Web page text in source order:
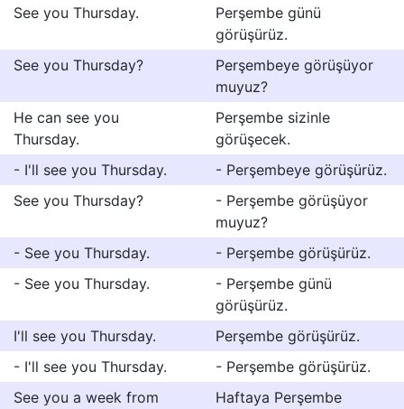
See you Thursday.
Perşembe günü
görüşürüz.
See you Thursday?
Perşembeye görüşüyor
muyuz?
He can see you
Thursday.
Perşembe sizinle
görüşecek.
- I'll see you Thursday.
- Perşembeye görüşürüz.
See you Thursday?
- Perşembe görüşüyor
muyuz?
- See you Thursday.
- Perşembe görüşürüz.
- See you Thursday.
- Perşembe günü
görüşürüz.
I'll see you Thursday.
Perşembe görüşürüz.
- I'll see you Thursday.
- Perşembe görüşürüz.
See you a week from
Haftaya Perşembe